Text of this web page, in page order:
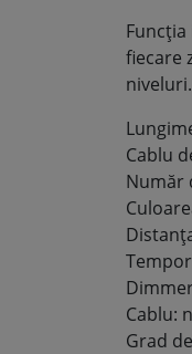
fiecare
niveluri.
Cablu
Număr
Cablu:
Grad